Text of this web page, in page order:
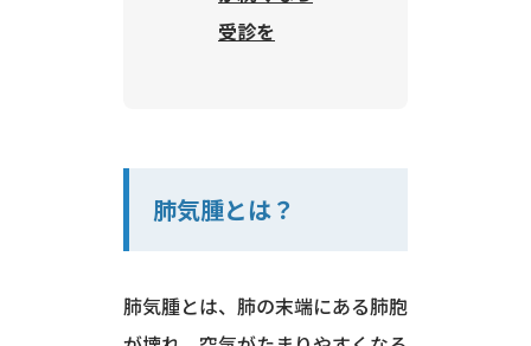
受診を
肺気腫とは？
肺気腫とは、肺の末端にある肺胞